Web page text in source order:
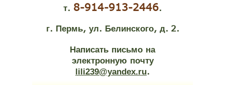
т. 8-914-913-2446.
г. Пермь, ул. Белинского, д. 2.
Написать письмо на
электронную почту
lili239@yandex.ru.